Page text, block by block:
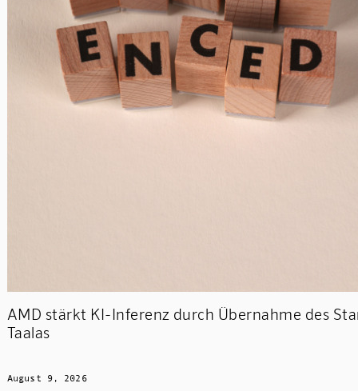
AMD stärkt KI-Inferenz durch Übernahme des
Taalas
August 9, 2026